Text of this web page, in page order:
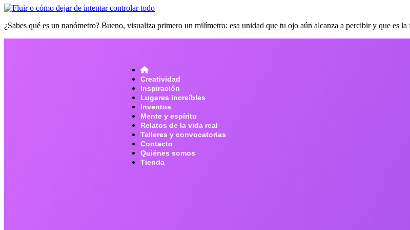
¿Sabes qué es un nanómetro? Bueno, visualiza primero un milímetro: esa unidad que tu ojo aún alcanza a percibir y que es
Creatividad
Inspiración
Lugares increíbles
Inventos
Mente y espíritu
Relatos de la vida real
Talleres y convocatorias
Contacto
Quiénes somos
Tienda